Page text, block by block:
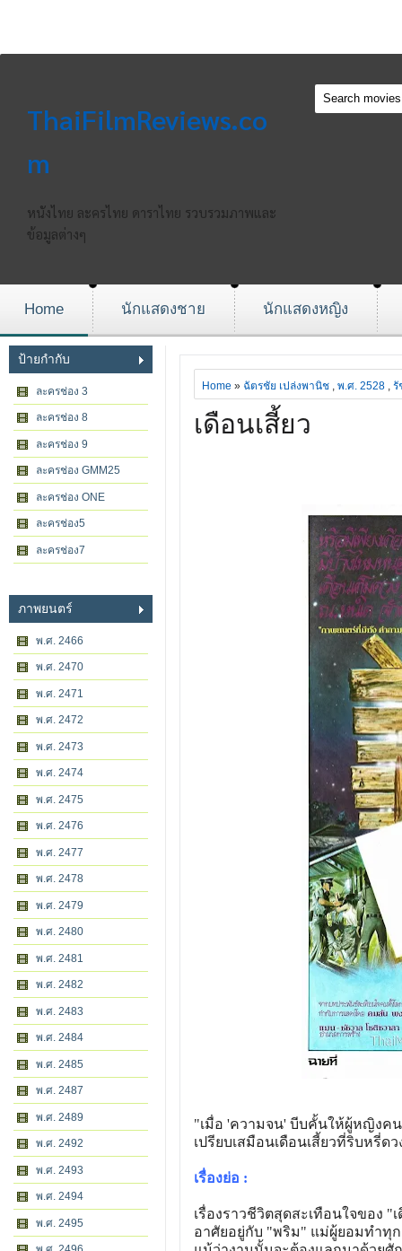
ThaiFilmReviews.co
m
หนังไทย ละครไทย ดาราไทย รวบรวมภาพและ
ข้อมูลต่างๆ
Home นักแสดงชาย นักแสดงหญิง
ป้ายกำกับ
ละครช่อง 3
ละครช่อง 8
ละครช่อง 9
ละครช่อง GMM25
ละครช่อง ONE
ละครช่อง5
ละครช่อง7
ภาพยนตร์
พ.ศ. 2466
พ.ศ. 2470
พ.ศ. 2471
พ.ศ. 2472
พ.ศ. 2473
พ.ศ. 2474
พ.ศ. 2475
พ.ศ. 2476
พ.ศ. 2477
พ.ศ. 2478
พ.ศ. 2479
พ.ศ. 2480
พ.ศ. 2481
พ.ศ. 2482
พ.ศ. 2483
พ.ศ. 2484
พ.ศ. 2485
พ.ศ. 2487
พ.ศ. 2489
พ.ศ. 2492
พ.ศ. 2493
พ.ศ. 2494
พ.ศ. 2495
Home » ฉัตรชัย เปล่งพานิช , พ.ศ. 2528 , รั
เดือนเสี้ยว
"เมื่อ 'ความจน' บีบคั้นให้ผู้หญิงคน
เปรียบเสมือนเดือนเสี้ยวที่ริบหรี่ด
เรื่องย่อ :
เรื่องราวชีวิตสุดสะเทือนใจของ
อาศัยอยู่กับ "พริม" แม่ผู้ยอมทำทุก